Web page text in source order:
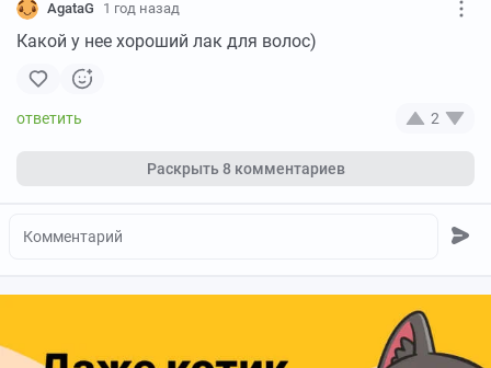
AgataG 1 год назад
Какой у нее хороший лак для волос)
2
Раскрыть8 комментариев